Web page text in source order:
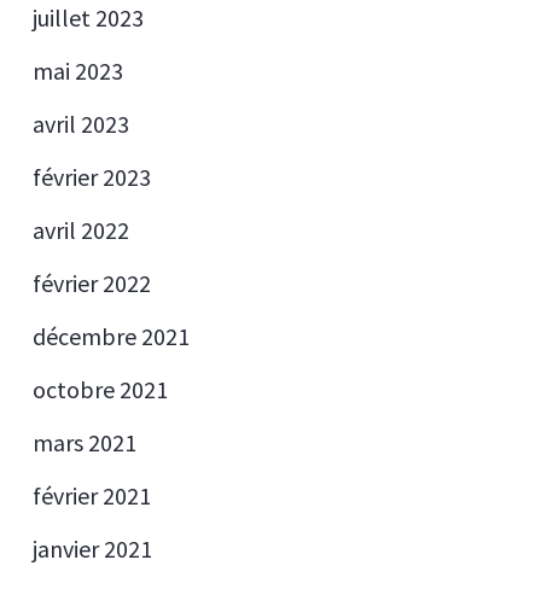
juillet 2023
mai 2023
avril 2023
février 2023
avril 2022
février 2022
décembre 2021
octobre 2021
mars 2021
février 2021
janvier 2021